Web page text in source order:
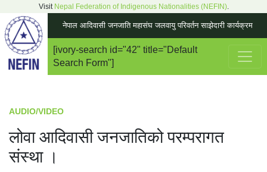
Visit Nepal Federation of Indigenous Nationalities (NEFIN).
नेपाल आदिवासी जनजाति महासंघ जलवायु परिवर्तन साझेदारी कार्यक्रम
Main Navigation
[ivory-search id="42" title="Default
Search Form"]
AUDIO/VIDEO
लोवा आदिवासी जनजातिको परम्परागत
संस्था ।